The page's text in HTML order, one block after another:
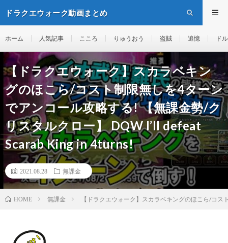
ドラクエウォーク動画まとめ
ホーム 人気記事 こころ りゅうおう 盗賊 追憶 ド
【ドラクエウォーク】スカラベキン
グのほこら/コスト制限無しを4ターン
でアンコール攻略する! 【無課金勢/ク
リスタルクロー】 DQW I’ll defeat
Scarab King in 4turns!
2021.08.28 無課金
HOME 無課金 【ドラクエウォーク】スカラベキングのほこら/コ